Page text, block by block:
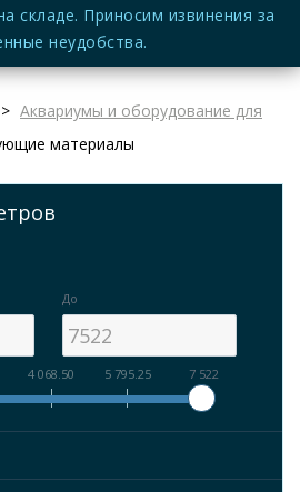
складе. Приносим извинения за
неудобства.
Аквариумы и оборудование для
материалы
До
4 068.50 5 795.25 7 522